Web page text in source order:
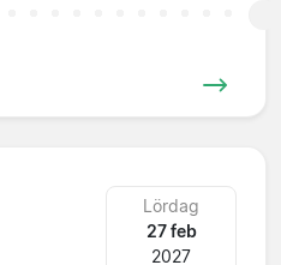
Lördag
27 feb
2027